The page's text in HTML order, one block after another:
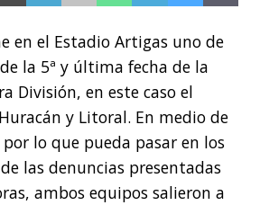
en el Estadio Artigas uno de
la 5ª y última fecha de la
División, en este caso el
y Litoral. En medio de
lo que pueda pasar en los
las denuncias presentadas
ambos equipos salieron a